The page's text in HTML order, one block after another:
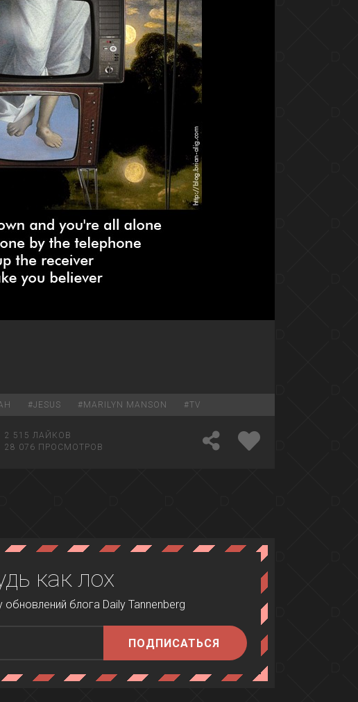
#JESUS # MARILYN MANSON #TV
2 515ЛАЙКОВ
28 076 ПРОСМОТРОВ
как лох
блога Daily Tannenberg
ПОДПИСАТЬСЯ